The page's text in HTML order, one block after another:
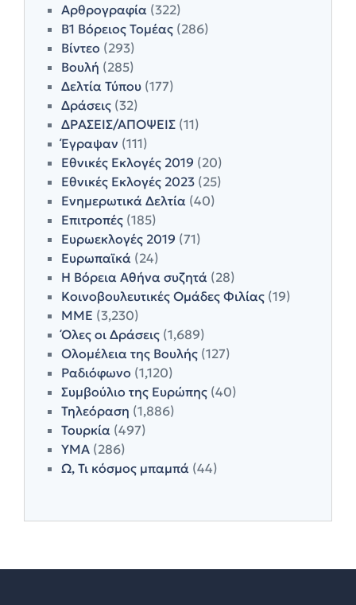
Αρθρογραφία (322)
Β1 Βόρειος Τομέας (286)
Βίντεο (293)
Βουλή (285)
Δελτία Τύπου (177)
Δράσεις (32)
ΔΡΑΣΕΙΣ/ΑΠΟΨΕΙΣ (11)
Έγραψαν (111)
Εθνικές Εκλογές 2019 (20)
Εθνικές Εκλογές 2023 (25)
Ενημερωτικά Δελτία (40)
Επιτροπές (185)
Ευρωεκλογές 2019 (71)
Ευρωπαϊκά (24)
Η Βόρεια Αθήνα συζητά (28)
Κοινοβουλευτικές Ομάδες Φιλίας (19)
ΜΜΕ (3,230)
Όλες οι Δράσεις (1,689)
Ολομέλεια της Βουλής (127)
Ραδιόφωνο (1,120)
Συμβούλιο της Ευρώπης (40)
Τηλεόραση (1,886)
Τουρκία (497)
ΥΜΑ (286)
Ω, Τι κόσμος μπαμπά (44)